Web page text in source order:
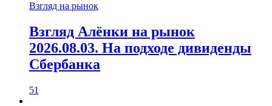
Взгляд на рынок
Взгляд Алёнки на рынок
2026.08.03. На подходе дивиденды
Сбербанка
51